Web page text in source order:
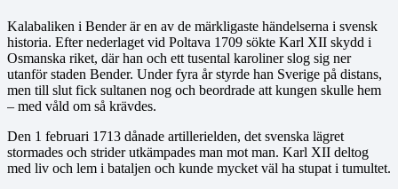
Kalabaliken i Bender är en av de märkligaste händelserna i svensk
historia. Efter nederlaget vid Poltava 1709 sökte Karl XII skydd i
Osmanska riket, där han och ett tusental karoliner slog sig ner
utanför staden Bender. Under fyra år styrde han Sverige på distans,
men till slut fick sultanen nog och beordrade att kungen skulle hem
– med våld om så krävdes.
Den 1 februari 1713 dånade artillerielden, det svenska lägret
stormades och strider utkämpades man mot man. Karl XII deltog
med liv och lem i bataljen och kunde mycket väl ha stupat i tumultet.